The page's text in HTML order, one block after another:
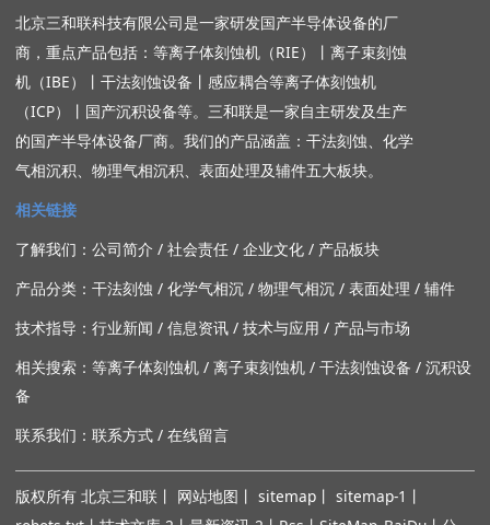
北京三和联科技有限公司是一家研发国产半导体设备的厂
商，重点产品包括： 等离子体刻蚀机（RIE） 丨 离子束刻蚀
机（IBE）
丨 干法刻蚀设备 丨 感应耦合等离子体刻蚀机
（ICP）
丨 国产沉积设备等。三和联是一家自主研发及生产
的国产半导体设备厂商。我们的产品涵盖： 干法刻蚀、 化学
气相沉积、 物理气相沉积、 表面处理及辅件五大板块。
相关链接
了解我们： 公司简介 / 社会责任/ 企业文化/ 产品板块
产品分类： 干法刻蚀 / 化学气相沉/ 物理气相沉/ 表面处理 / 辅件
技术指导： 行业新闻 / 信息资讯/ 技术与应用 / 产品与市场
相关搜索： 等离子体刻蚀机/ 离子束刻蚀机/ 干法刻蚀设备 / 沉积设
备
联系我们： 联系方式/ 在线留言
版权所有 北京三和联 丨 网站地图 丨 sitemap丨 sitemap-1 丨